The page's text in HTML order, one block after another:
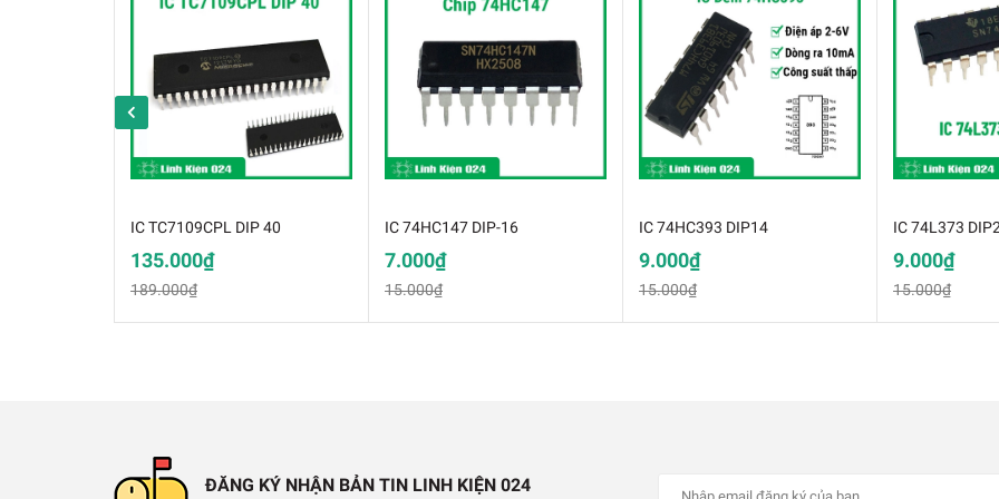
✅ Giao tiếp giữa các khối logic TTL
IC TC7109CPL DIP 40
135.000₫
189.000₫
IC 74HC147 DIP-16
7.000₫
15.000₫
IC 74HC393 DIP14
9.000₫
15.000₫
IC 74L373
9.000₫
15.000₫
ĐĂNG KÝ NHẬN BẢN TIN LINH KIỆN 024